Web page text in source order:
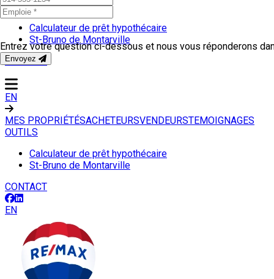
OUTILS
Calculateur de prêt hypothécaire
St-Bruno de Montarville
CONTACT
EN
MES PROPRIÉTÉSACHETEURSVENDEURSTEMOIGNAGES
OUTILS
Calculateur de prêt hypothécaire
St-Bruno de Montarville
CONTACT
EN
Entrez votre question ci-dessous et nous vous réponderons
Envoyez